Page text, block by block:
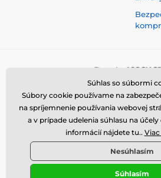
© 2026 www.luciferlenses.sk ⦁ E-
Súhlas so súbormi
Súbory cookie používame na
na spríjemnenie používania webovej
a v prípade udelenia súhlasu na
informácií nájdete tu..
Nesúhlasím
Súhlasím